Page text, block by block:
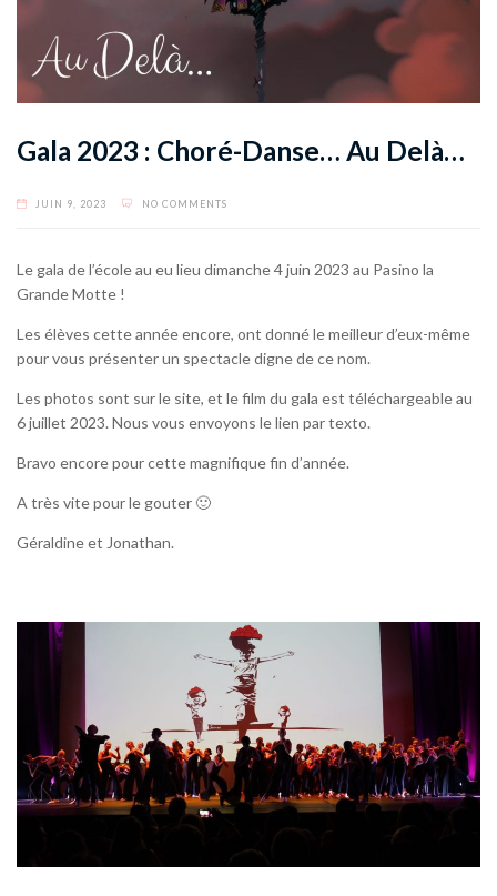
Gala 2023 : Choré-Danse… Au Delà…
JUIN 9, 2023 NO COMMENTS
Le gala de l’école au eu lieu dimanche 4 juin 2023 au Pasino la
Grande Motte !
Les élèves cette année encore, ont donné le meilleur d’eux-même
pour vous présenter un spectacle digne de ce nom.
Les photos sont sur le site, et le film du gala est téléchargeable au
6 juillet 2023. Nous vous envoyons le lien par texto.
Bravo encore pour cette magnifique fin d’année.
A très vite pour le gouter 🙂
Géraldine et Jonathan.